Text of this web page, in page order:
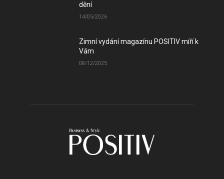
dění
14/05/2026
Zimní vydání magazínu POSITIV míří k
Vám
08/12/2025